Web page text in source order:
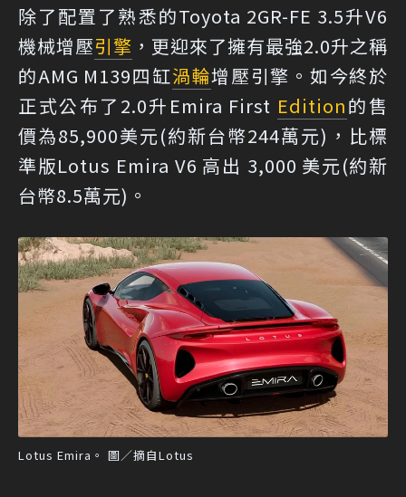
除了配置了熟悉的Toyota 2GR-FE 3.5升V6
機械增壓引擎 ，更迎來了擁有最強2.0升之稱
的AMG M139四缸渦輪增壓引擎。如今終於
正式公布了2.0升Emira First Edition的售
價為85,900美元(約新台幣244萬元)，比標
準版Lotus Emira V6 高出 3,000 美元(約新
台幣8.5萬元)。
Lotus Emira。 圖／摘自Lotus